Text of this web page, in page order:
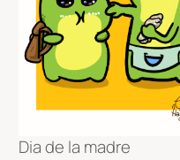
Dia de la madre